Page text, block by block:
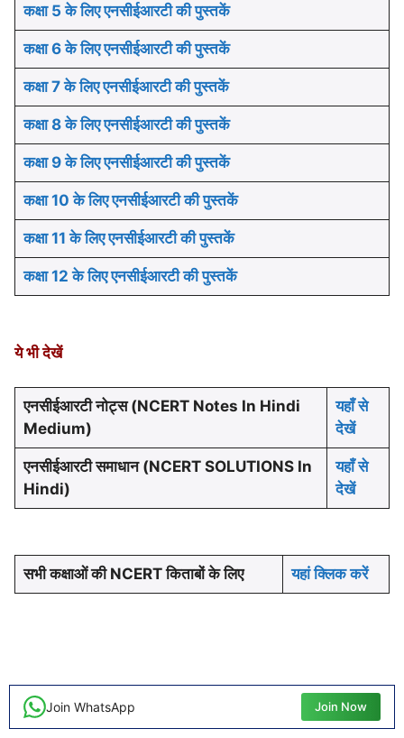
कक्षा 5 के लिए एनसीईआरटी की पुस्तकें
कक्षा 6 के लिए एनसीईआरटी की पुस्तकें
कक्षा 7 के लिए एनसीईआरटी की पुस्तकें
कक्षा 8 के लिए एनसीईआरटी की पुस्तकें
कक्षा 9 के लिए एनसीईआरटी की पुस्तकें
कक्षा 10 के लिए एनसीईआरटी की पुस्तकें
कक्षा 11 के लिए एनसीईआरटी की पुस्तकें
कक्षा 12 के लिए एनसीईआरटी की पुस्तकें
ये भी देखें
एनसीईआरटी नोट्स (NCERT Notes In Hindi
Medium)
यहाँ से
देखें
एनसीईआरटी समाधान (NCERT SOLUTIONS In
Hindi)
यहाँ से
देखें
सभी कक्षाओं की NCERT किताबों के लिए यहां क्लिक करें
Join WhatsApp Join Now